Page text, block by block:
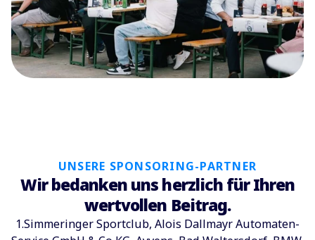
UNSERE SPONSORING-PARTNER
Wir bedanken uns herzlich für Ihren
wertvollen Beitrag.
1.Simmeringer Sportclub, Alois Dallmayr Automaten-